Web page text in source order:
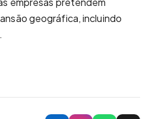
geográfica, incluindo